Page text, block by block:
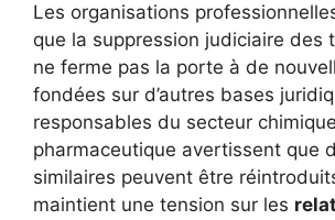
Les organisations
que la suppression judiciaire des
ne ferme pas la porte à de
fondées sur d’autres bases
responsables du secteur
pharmaceutique avertissent que
similaires peuvent être
maintient une tension sur les